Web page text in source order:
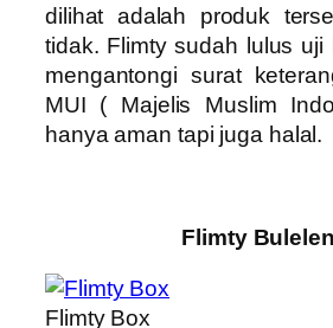
dilihat adalah produk
tidak. Flimty sudah lulus uji
mengantongi surat
MUI ( Majelis Muslim
hanya aman tapi juga halal.
Flimty
Flimty Box